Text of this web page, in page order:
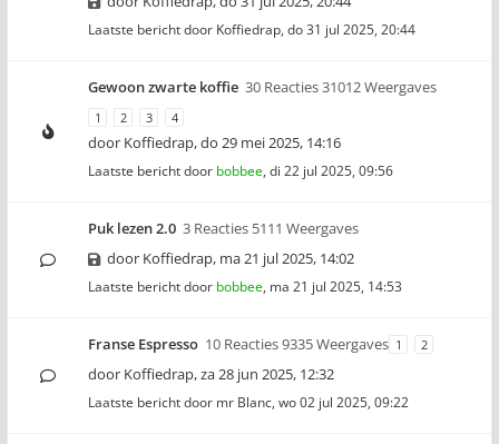
Laatste bericht door Koffiedrap, do 31 jul 2025, 20:44
Gewoon zwarte koffie 30 Reacties 31012 Weergaves
1 2 3 4
door Koffiedrap,do 29 mei 2025, 14:16
Laatste bericht door bobbee, di 22 jul 2025, 09:56
Puk lezen 2.0 3 Reacties 5111 Weergaves
door Koffiedrap, ma 21 jul 2025, 14:02
Laatste bericht door bobbee, ma 21 jul 2025, 14:53
Franse Espresso 10 Reacties 9335 Weergaves 1 2
door Koffiedrap,za 28 jun 2025, 12:32
Laatste bericht door mr Blanc, wo 02 jul 2025, 09:22